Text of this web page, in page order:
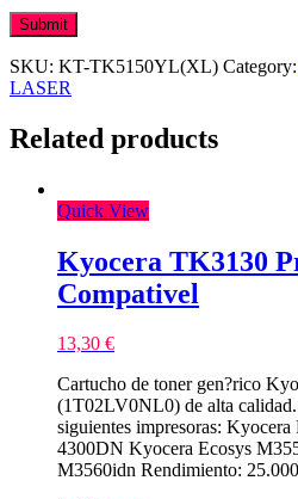
SKU: KT-TK5150YL(XL) Category:
LASER
Related products
Quick View
Kyocera TK3130
Compativel
13,30 €
Cartucho de toner gen?rico
(1T02LV0NL0) de alta calidad.
siguientes impresoras:
4300DN Kyocera Ecosys
M3560idn Rendimiento: